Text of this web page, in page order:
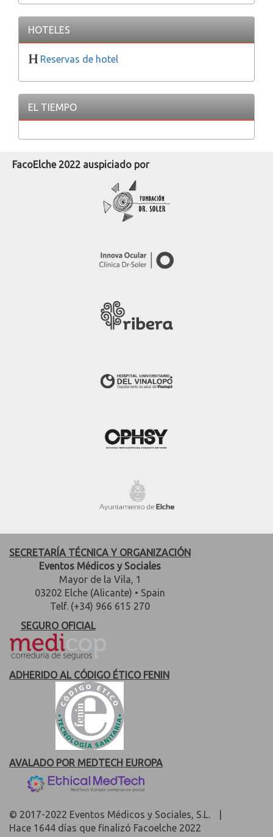
HOTELES
Reservas de hotel
EL TIEMPO
FacoElche 2022 auspiciado por
SECRETARÍA TÉCNICA Y ORGANIZACIÓN
Eventos Médicos y Sociales
Mayor de la Vila, 1
03202 Elche (Alicante) • Spain
Telf. (+34) 966 615 270
SEGURO OFICIAL
ADHERIDO AL CÓDIGO ÉTICO FENIN
AVALADO POR MEDTECH EUROPA
© 2017-2022 Eventos Médicos y Sociales, S.L.
Hace 1644 días que finalizó Facoelche 2022